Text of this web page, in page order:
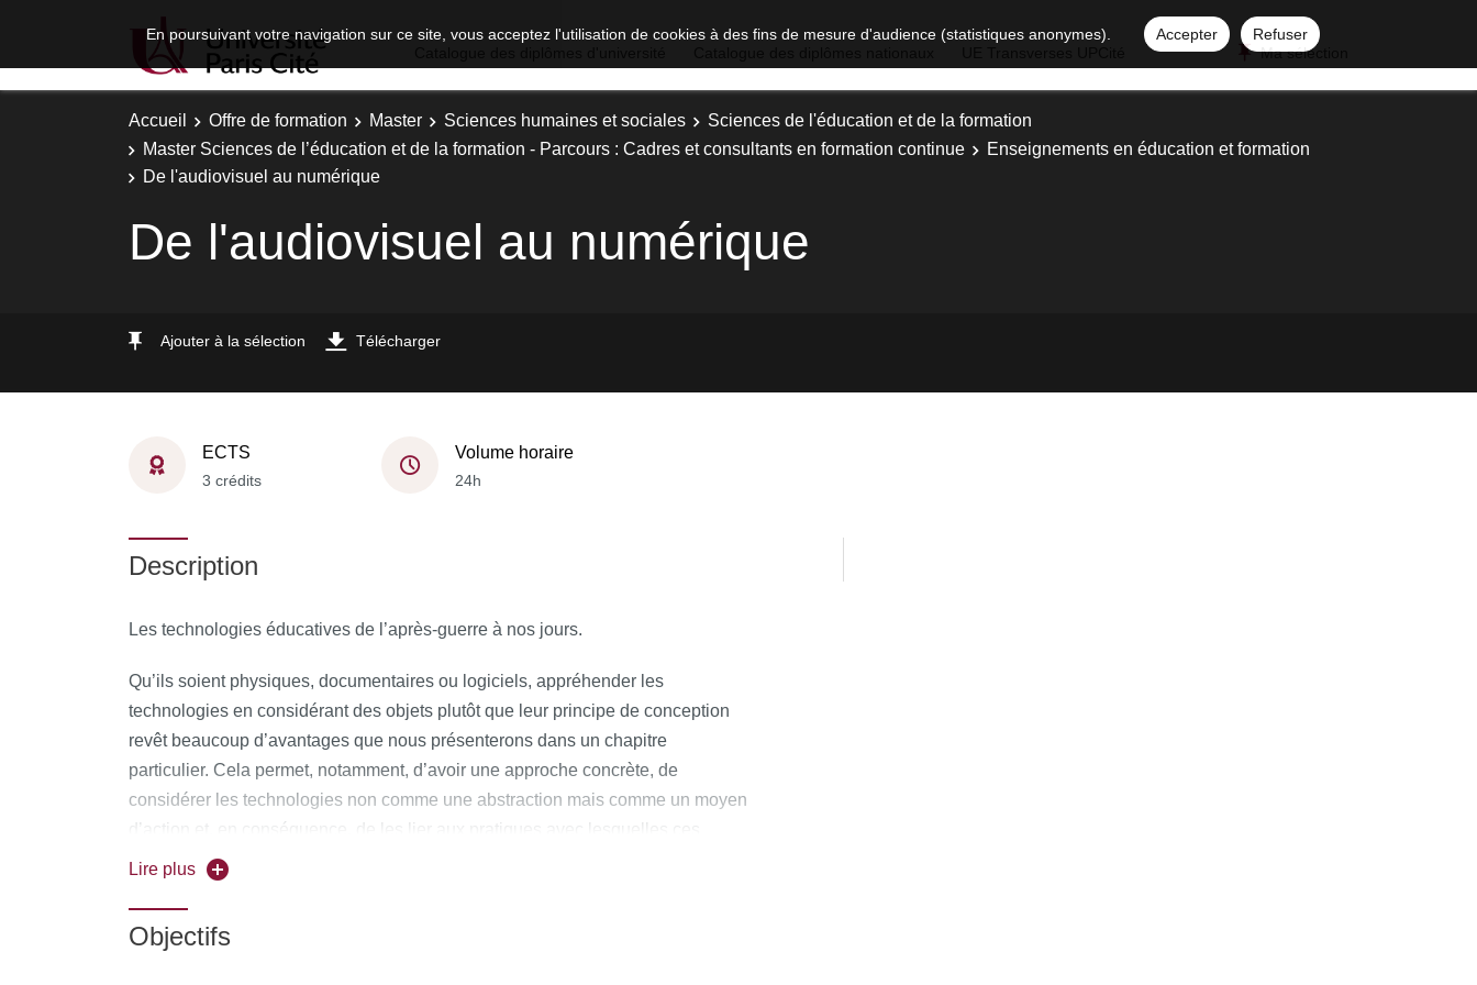
En poursuivant votre navigation sur ce site, vous acceptez l'utilisation de cookies à des fins de mesure d'audience (statistiques anonymes). Accepter
Refuser
Ma sélection
Accueil Offre de formation Master Sciences humaines et sociales
Sciences de l'éducation et de la formation
Master Sciences de l’éducation et de la formation - Parcours : Cadres et consultants en formation continue
Enseignements en éducation et formation
De l'audiovisuel au numérique
De l'audiovisuel au numérique
Ajouter à la sélection Télécharger
ECTS
3 crédits
Volume horaire
24h
Description
Les technologies éducatives de l’après-guerre à nos jours.
Qu’ils soient physiques, documentaires ou logiciels, appréhender les
technologies en considérant des objets plutôt que leur principe de conception
revêt beaucoup d’avantages que nous présenterons dans un chapitre
particulier. Cela permet, notamment, d’avoir une approche concrète, de
considérer les technologies non comme une abstraction mais comme un moyen
d’action et, en conséquence, de les lier aux pratiques avec lesquelles ces
objets sont imbriqués.
Parmi les objets courants que l’on trouve dans les classes, les manuels
scolaires sont les plus communs. La banalité des manuels dans
Lire plus
Objectifs